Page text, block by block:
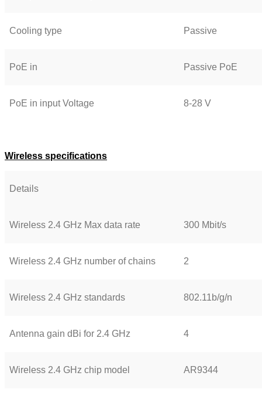
Cooling type Passive
PoE in Passive PoE
PoE in input Voltage 8-28 V
Wireless specifications
Details
Wireless 2.4 GHz Max data rate 300 Mbit/s
Wireless 2.4 GHz number of chains 2
Wireless 2.4 GHz standards 802.11b/g/n
Antenna gain dBi for 2.4 GHz 4
Wireless 2.4 GHz chip model AR9344